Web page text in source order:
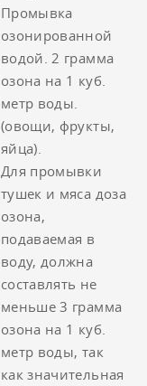
Промывка
озонированной
водой. 2 грамма
озона на 1 куб.
метр воды.
(овощи, фрукты,
яйца).
Для промывки
тушек и мяса доза
озона,
подаваемая в
воду, должна
составлять не
меньше 3 грамма
озона на 1 куб.
метр воды, так
как значительная